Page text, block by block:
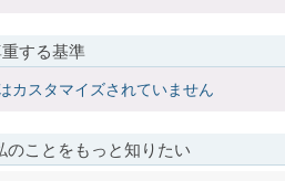
する基準
カスタマイズされていません
のことをもっと知りたい